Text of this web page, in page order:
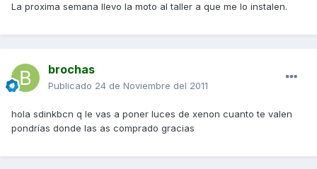
La proxima semana llevo la moto al taller a que me lo instalen.
brochas
Publicado 24 de Noviembre del 2011
hola sdinkbcn q le vas a poner luces de xenon cuanto te valen
pondrías donde las as comprado gracias